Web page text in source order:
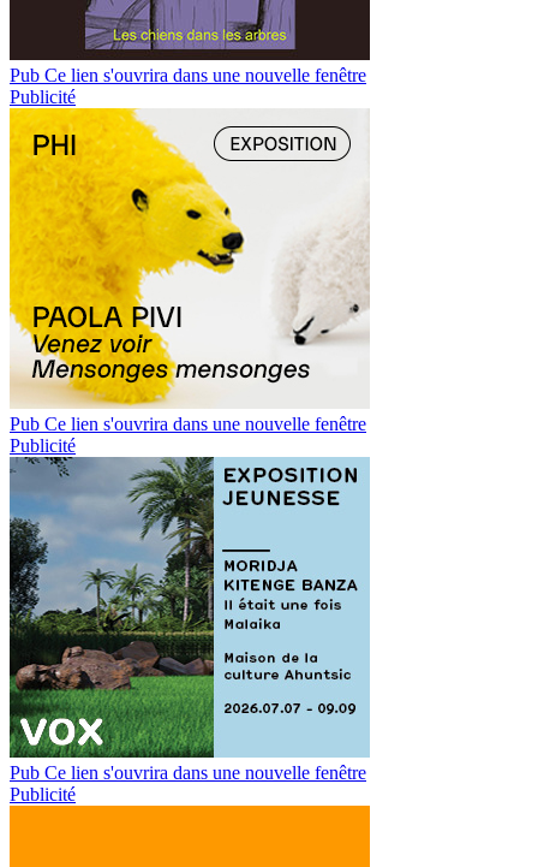
Pub Ce lien s'ouvrira dans une nouvelle fenêtre
Publicité
Pub Ce lien s'ouvrira dans une nouvelle fenêtre
Publicité
Pub Ce lien s'ouvrira dans une nouvelle fenêtre
Publicité